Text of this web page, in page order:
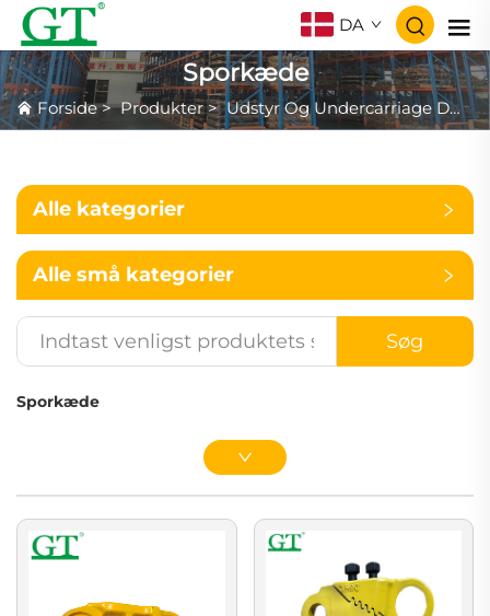
DA
Sporkæde
Forside>Produkter>Udstyr Og Undercarriage Dækker For Excavator Og Dozer
Alle kategorier
Alle små kategorier
Søg
Sporkæde